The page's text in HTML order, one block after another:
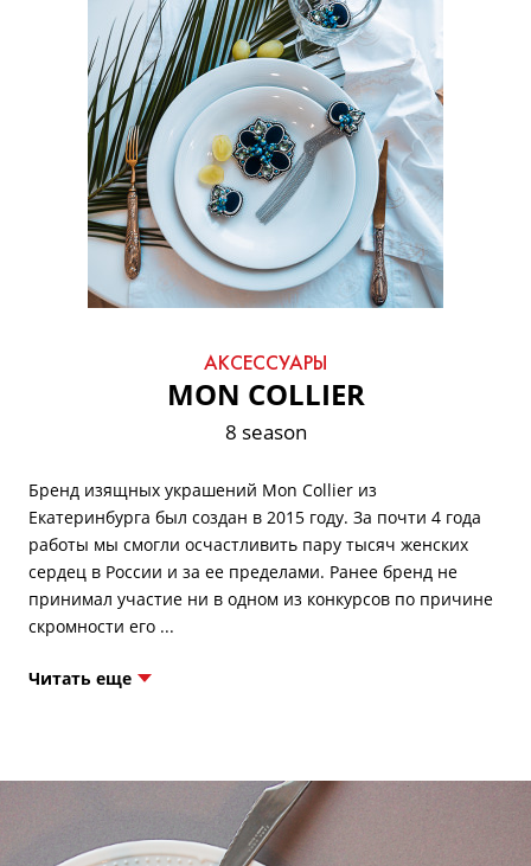
АКСЕССУАРЫ
MON COLLIER
8 season
Бренд изящных украшений Mon Collier из
Екатеринбурга был создан в 2015 году. За почти 4 года
работы мы смогли осчастливить пару тысяч женских
сердец в России и за ее пределами. Ранее бренд не
принимал участие ни в одном из конкурсов по причине
Читать еще